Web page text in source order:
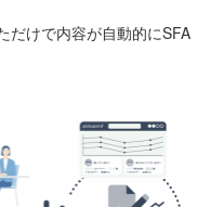
だけで内容が自動的にSFA